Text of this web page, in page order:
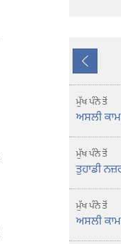
ਪਿਛਲਾ
ਮੁੱਖ ਪੰਨੇ ਤੋਂ
ਅਸਲੀ
ਮੁੱਖ ਪੰਨੇ ਤੋਂ
ਤੁਹਾਡੀ
ਮੁੱਖ ਪੰਨੇ ਤੋਂ
ਅਸਲੀ